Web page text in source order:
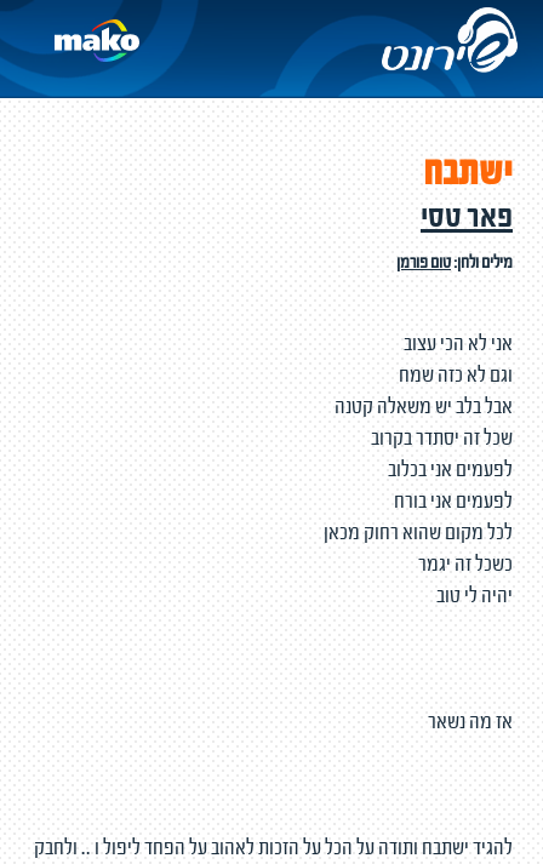
ישתבח
פאר טסי
מילים ולחן:טום פורמן
אני לא הכי עצוב
וגם לא כזה שמח
אבל בלב יש משאלה קטנה
שכל זה יסתדר בקרוב
לפעמים אני בכלוב
לפעמים אני בורח
לכל מקום שהוא רחוק מכאן
כשכל זה יגמר
יהיה לי טוב
אז מה נשאר
להגיד ישתבח ותודה על הכל על הזכות לאהוב על הפחד ליפול ו .. ולחבק